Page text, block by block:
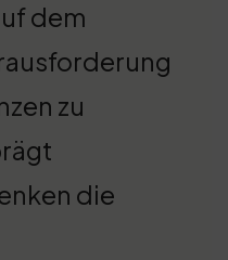
dem
zu
die